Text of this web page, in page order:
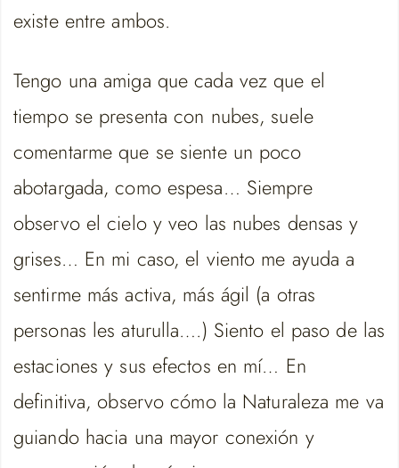
existe entre ambos.
Tengo una amiga que cada vez que el
tiempo se presenta con nubes, suele
comentarme que se siente un poco
abotargada, como espesa… Siempre
observo el cielo y veo las nubes densas y
grises… En mi caso, el viento me ayuda a
sentirme más activa, más ágil (a otras
personas les aturulla….) Siento el paso de las
estaciones y sus efectos en mí… En
definitiva, observo cómo la Naturaleza me va
guiando hacia una mayor conexión y